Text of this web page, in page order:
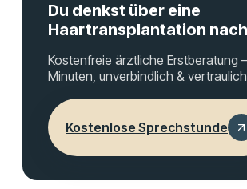
Du denkst über eine
Haartransplantation
Kostenfreie ärztliche Erstberatung
Minuten, unverbindlich &
Kostenlose Sprechstunde